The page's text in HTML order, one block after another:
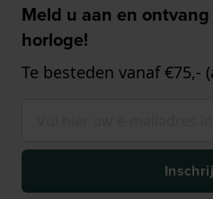
Meld u aan en
horloge!
Te besteden vanaf €75,-